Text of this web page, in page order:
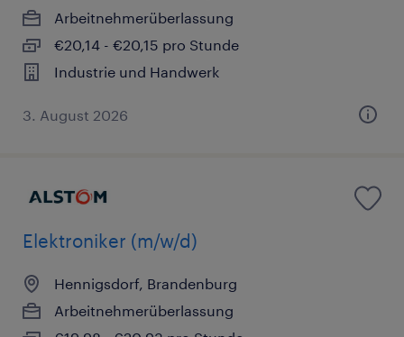
Arbeitnehmerüberlassung
€20,14 - €20,15 pro Stunde
Industrie und Handwerk
3. August 2026
Elektroniker (m/w/d)
Hennigsdorf, Brandenburg
Arbeitnehmerüberlassung